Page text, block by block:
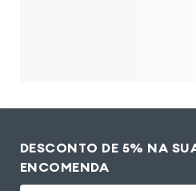
DESCONTO DE 5% NA
ENCOMENDA